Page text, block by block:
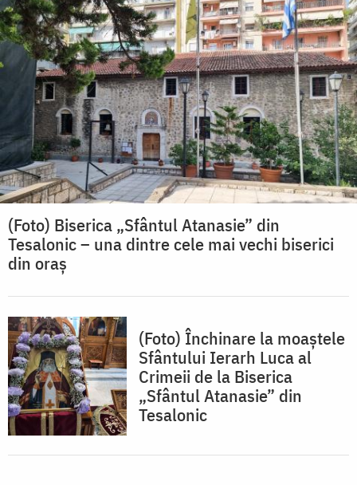
(Foto) Biserica „Sfântul Atanasie” din
Tesalonic – una dintre cele mai vechi biserici
din oraș
(Foto) Închinare la moaștele
Sfântului Ierarh Luca al
Crimeii de la Biserica
„Sfântul Atanasie” din
Tesalonic